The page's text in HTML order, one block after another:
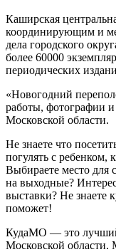
Каширская
координирующим и
дела городского
более 60000
периодических
«Новогодний
работы, фотографии
Московской области.
Не знаете что
погулять с ребенком,
Выбираете место для
на выходные?
выставки? Не знаете
поможет!
КудаМО — это
Московской области.